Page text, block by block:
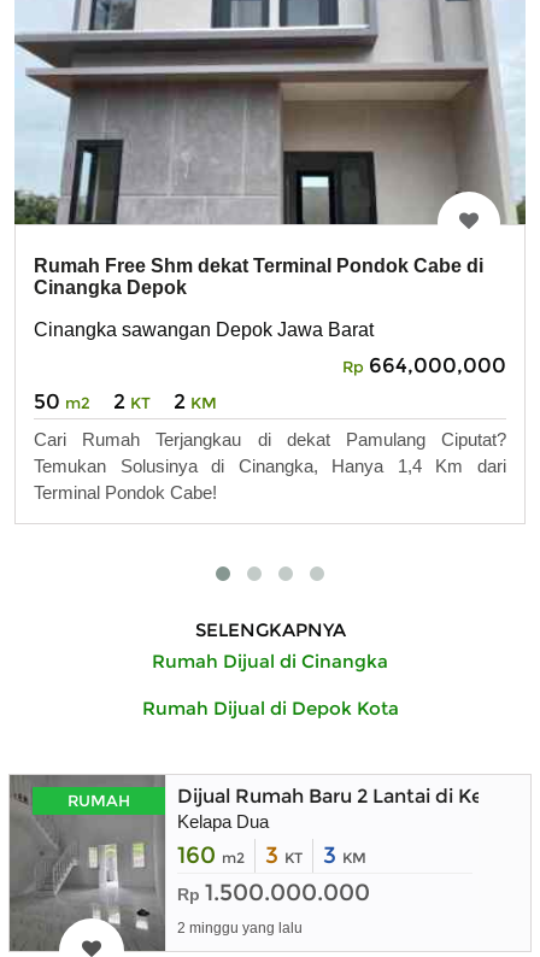
Rumah Free Shm dekat Terminal Pondok Cabe di
Cinangka Depok
Cinangka sawangan Depok Jawa Barat
Rp 664,000,000
50 m2 2 KT 2 KM
Cari Rumah Terjangkau di dekat Pamulang Ciputat?
Temukan Solusinya di Cinangka, Hanya 1,4 Km dari
Terminal Pondok Cabe!
SELENGKAPNYA
Rumah Dijual di Cinangka
Rumah Dijual di Depok Kota
RUMAH Dijual Rumah Baru 2 Lantai di Kelapa
Kelapa Dua
160 m2 3 KT 3 KM
Rp 1.500.000.000
2 minggu yang lalu